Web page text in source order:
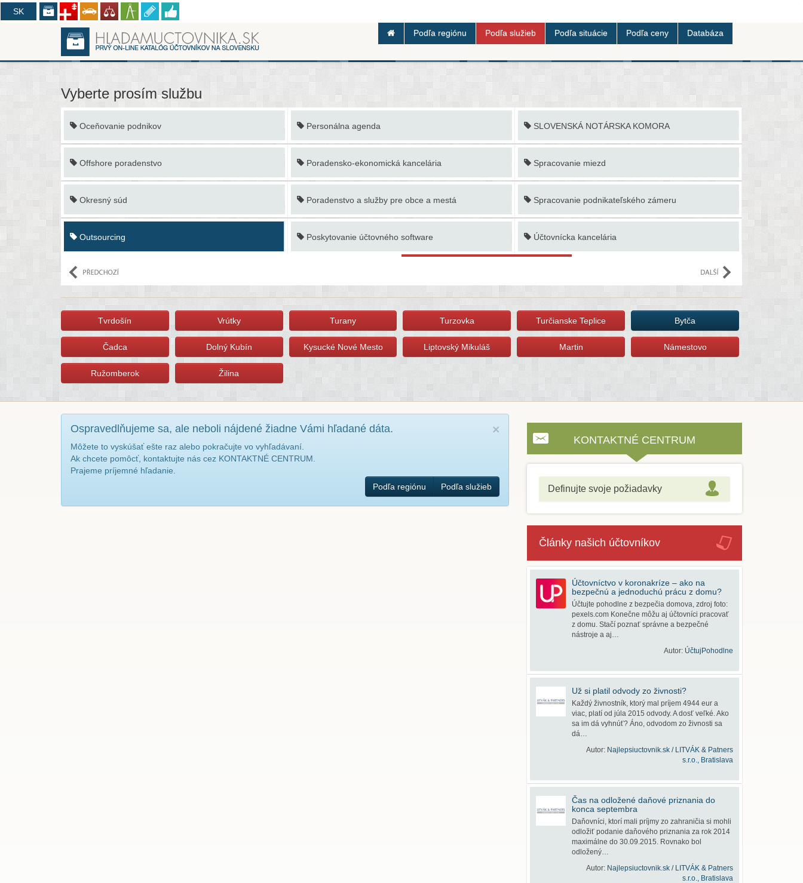
SK
CZ
Podľa regiónu Podľa služieb Podľa situácie Podľa ceny Databáza
Vyberte prosím službu
Oceňovanie podnikov
Offshore poradenstvo
Okresný súd
Outsourcing
Personálna agenda
Poradensko-ekonomická kancelária
Poradenstvo a služby pre obce a mestá
Poskytovanie účtovného software
SLOVENSKÁ NOTÁRSKA KOMORA
Spracovanie miezd
Spracovanie podnikateľského zámeru
Účtovnícka kancelária
Tvrdošín Vrútky Turany Turzovka Turčianske Teplice Bytča
Čadca Dolný Kubín Kysucké Nové Mesto Liptovský Mikuláš Martin Námestovo
Ružomberok Žilina
×
Ospravedlňujeme sa, ale neboli nájdené žiadne Vámi hľadané dáta.
Môžete to vyskúšať ešte raz alebo pokračujte vo vyhľadávaní.
Ak chcete pomôcť, kontaktujte nás cez KONTAKTNÉ CENTRUM.
Prajeme príjemné hľadanie.
Podľa regiónu
Podľa služieb
KONTAKTNÉ CENTRUM
Definujte svoje požiadavky
Články našich účtovníkov
Účtovníctvo v koronakríze – ako na
bezpečnú a jednoduchú prácu z domu?
Účtujte pohodlne z bezpečia domova, zdroj foto:
pexels.com Konečne môžu aj účtovníci pracovať
z domu. Stačí poznať správne a bezpečné
nástroje a aj…
Autor: ÚčtujPohodlne
Už si platil odvody zo živnosti?
Každý živnostník, ktorý mal príjem 4944 eur a
viac, platí od júla 2015 odvody. A dosť veľké. Ako
sa im dá vyhnúť? Áno, odvodom zo živnosti sa
dá…
Autor: Najlepsiuctovnik.sk / LITVÁK & Patners
s.r.o., Bratislava
Čas na odložené daňové priznania do
konca septembra
Daňovníci, ktorí mali príjmy zo zahraničia si mohli
odložiť podanie daňového priznania za rok 2014
maximálne do 30.09.2015. Rovnako bol
odložený…
Autor: Najlepsiuctovnik.sk / LITVÁK & Patners
s.r.o., Bratislava